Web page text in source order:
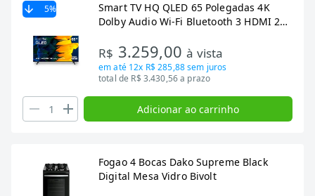
5%
Smart TV HQ QLED 65 Polegadas 4K
Dolby Audio Wi-Fi Bluetooth 3 HDMI 2
R$ 3.259,00à vista
em até 12x R$ 285,88sem juros
total de R$ 3.430,56 a prazo
Adicionar ao carrinho
Fogao 4 Bocas Dako Supreme Black
Digital Mesa Vidro Bivolt